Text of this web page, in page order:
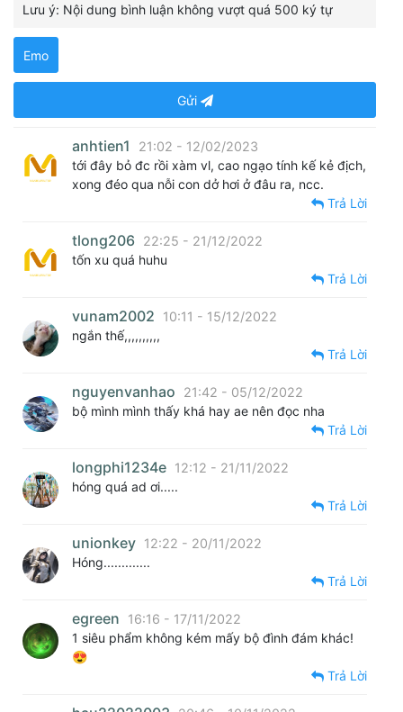
Lưu ý: Nội dung bình luận không vượt quá 500 ký tự
Emo
Gửi
anhtien1
21:02 - 12/02/2023
tới đây bỏ đc rồi xàm vl, cao ngạo tính kế kẻ địch,
xong đéo qua nỗi con dở hơi ở đâu ra, ncc.
Trả Lời
tlong206 22:25 - 21/12/2022
tốn xu quá huhu
Trả Lời
vunam2002
10:11 - 15/12/2022
ngắn thế,,,,,,,,,,
Trả Lời
nguyenvanhao
21:42 - 05/12/2022
bộ mình mình thấy khá hay ae nên đọc nha
Trả Lời
longphi1234e 12:12 - 21/11/2022
hóng quá ad ơi.....
Trả Lời
unionkey 12:22 - 20/11/2022
Hóng.............
Trả Lời
egreen
16:16 - 17/11/2022
1 siêu phẩm không kém mấy bộ đình đám khác!
😍
Trả Lời